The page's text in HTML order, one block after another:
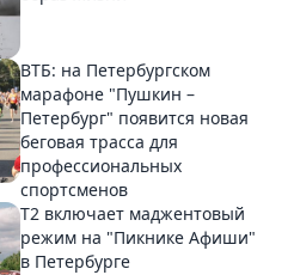
ВТБ: на Петербургском
марафоне "Пушкин –
Петербург" появится новая
беговая трасса для
профессиональных
спортсменов
Т2 включает маджентовый
режим на "Пикнике Афиши"
в Петербурге